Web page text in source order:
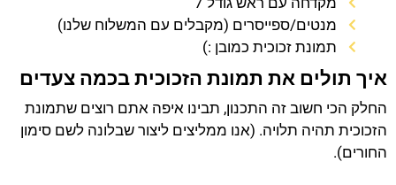
מנטים/ספייסרים (מקבלים עם המשלוח שלנו)
תמונת זכוכית כמובן :)
איך תולים את תמונת הזכוכית בכמה צעדים
החלק הכי חשוב זה התכנון, תבינו איפה אתם רוצים שתמונת
הזכוכית תהיה תלויה. (אנו ממליצים ליצור שבלונה לשם סימון
החורים).